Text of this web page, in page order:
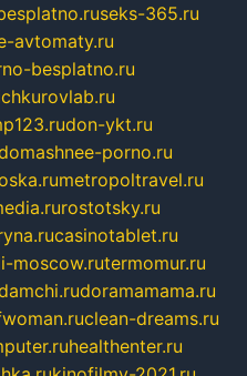
seks-365.ru
avtomaty.ru
besplatno.ru
don-ykt.ru
porno.ru
metropoltravel.ru
rostotsky.ru
casinotablet.ru
moscow.rutermomur.ru
doramamama.ru
clean-dreams.ru
healthenter.ru